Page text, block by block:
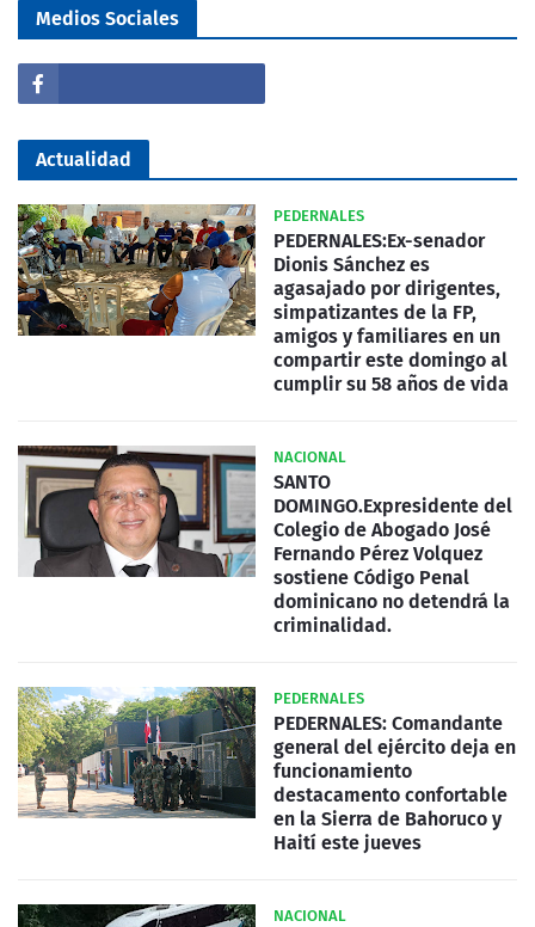
Medios Sociales
Actualidad
PEDERNALES
PEDERNALES:Ex-senador
Dionis Sánchez es
agasajado por dirigentes,
simpatizantes de la FP,
amigos y familiares en un
compartir este domingo al
cumplir su 58 años de vida
NACIONAL
SANTO
DOMINGO.Expresidente del
Colegio de Abogado José
Fernando Pérez Volquez
sostiene Código Penal
dominicano no detendrá la
criminalidad.
PEDERNALES
PEDERNALES: Comandante
general del ejército deja en
funcionamiento
destacamento confortable
en la Sierra de Bahoruco y
Haití este jueves
NACIONAL